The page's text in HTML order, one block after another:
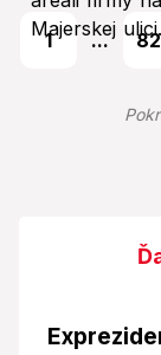
1 ...